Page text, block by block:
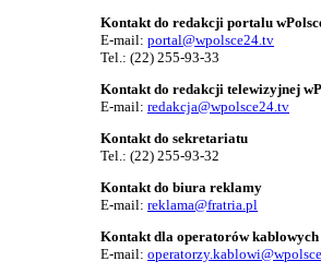
Kontakt do redakcji portalu
E-mail: portal@wpolsce24.tv
Tel.: (22) 255-93-33
Kontakt do redakcji telewizyjnej
E-mail: redakcja@wpolsce24.tv
Kontakt do sekretariatu
Tel.: (22) 255-93-32
Kontakt do biura reklamy
E-mail: reklama@fratria.pl
Kontakt dla operatorów kablowych
E-mail: